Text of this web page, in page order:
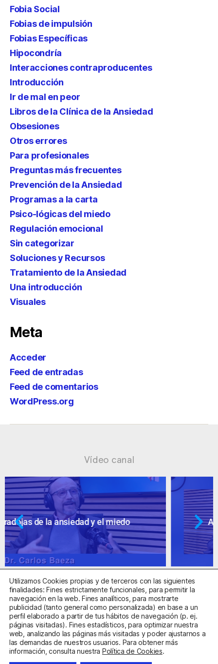
Fobia Social
Fobias de impulsión
Fobias Específicas
Hipocondría
Interacciones contraproducentes
Introducción
Ir de mal en peor
Libros de la Clínica de la Ansiedad
Obsesiones
Otros errores
Para profesionales
Preguntas más frecuentes
Prevención de la Ansiedad
Programas a la carta
Psico-lógicas del miedo
Regulación emocional
Sin categorizar
Soluciones y Recursos
Tratamiento de la Ansiedad
Una introducción
Visuales
Meta
Acceder
Feed de entradas
Feed de comentarios
WordPress.org
Vídeo canal
Ansiedad: supuestos cuestionables
Centro Sanitario Autorizado con el código E08737002
Aviso LegalPolítica de PrivacidadPolítica de Cookies
Utilizamos Cookies propias y de terceros con las siguientes
finalidades: Fines estrictamente funcionales, para permitir la
navegación en la web. Fines analíticos, para mostrarte
publicidad (tanto general como personalizada) en base a un
perfil elaborado a partir de tus hábitos de navegación (p. ej.
páginas visitadas). Fines estadísticos, para optimizar nuestra
web, analizando las páginas más visitadas y poder ajustarnos a
las demandas de nuestros usuarios. Para obtener más
información, consulta nuestra Política de Cookies.